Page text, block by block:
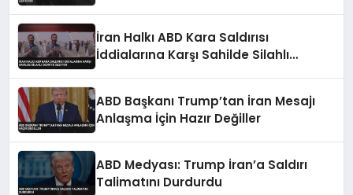
İran Halkı ABD Kara Saldırısı
İddialarına Karşı Sahilde Silahlı
ABD Başkanı Trump’tan İran Mesajı
Anlaşma İçin Hazır Değiller
ABD Medyası: Trump İran’a Saldırı
Talimatını Durdurdu